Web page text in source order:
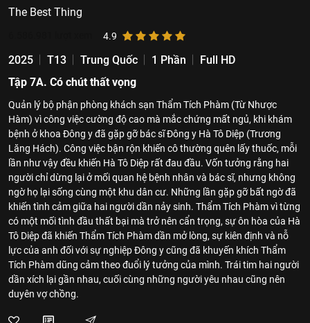
The Best Thing
4.9
2025 T13 Trung Quốc 1 Phần
Full HD
Tập 7A. Có chút thất vọng
Quản lý bộ phận phòng khách sạn Thẩm Tích Phàm (Từ Nhược
Hàm) vì công việc cường độ cao mà mắc chứng mất ngủ, khi khám
bệnh ở khoa Đông y đã gặp gỡ bác sĩ Đông y Hà Tô Diệp (Trương
Lăng Hách). Công việc bận rộn khiến cô thường quên lấy thuốc, mỗi
lần như vậy đều khiến Hà Tô Diệp rất đau đầu. Vốn tưởng rằng hai
người chỉ dừng lại ở mối quan hệ bệnh nhân và bác sĩ, nhưng không
ngờ họ lại sống cùng một khu dân cư. Những lần gặp gỡ bất ngờ đã
khiến tình cảm giữa hai người dần nảy sinh. Thẩm Tích Phàm vì từng
có một mối tình đầu thất bại mà trở nên cẩn trọng, sự ôn hòa của Hà
Tô Diệp đã khiến Thẩm Tích Phàm dần mở lòng, sự kiên định và nỗ
lực của anh đối với sự nghiệp Đông y cũng đã khuyến khích Thẩm
Tích Phàm dũng cảm theo đuổi lý tưởng của mình. Trái tim hai người
dần xích lại gần nhau, cuối cùng những người yêu nhau cũng nên
duyên vợ chồng.